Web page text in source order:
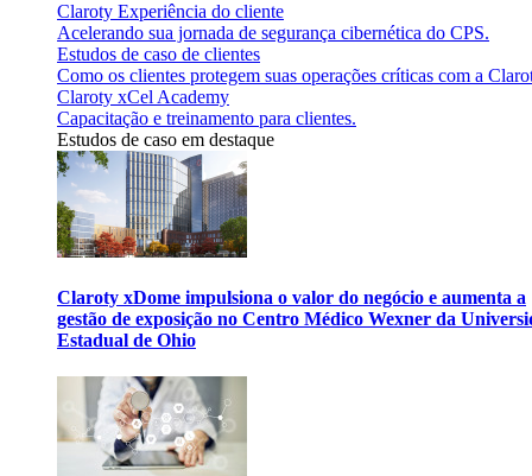
Claroty Experiência do cliente
Acelerando sua jornada de segurança cibernética do CPS.
Estudos de caso de clientes
Como os clientes protegem suas operações críticas com a
Claroty xCel Academy
Capacitação e treinamento para clientes.
Estudos de caso em destaque
Claroty xDome impulsiona o valor do negócio e aumenta a
gestão de exposição no Centro Médico Wexner da
Estadual de Ohio